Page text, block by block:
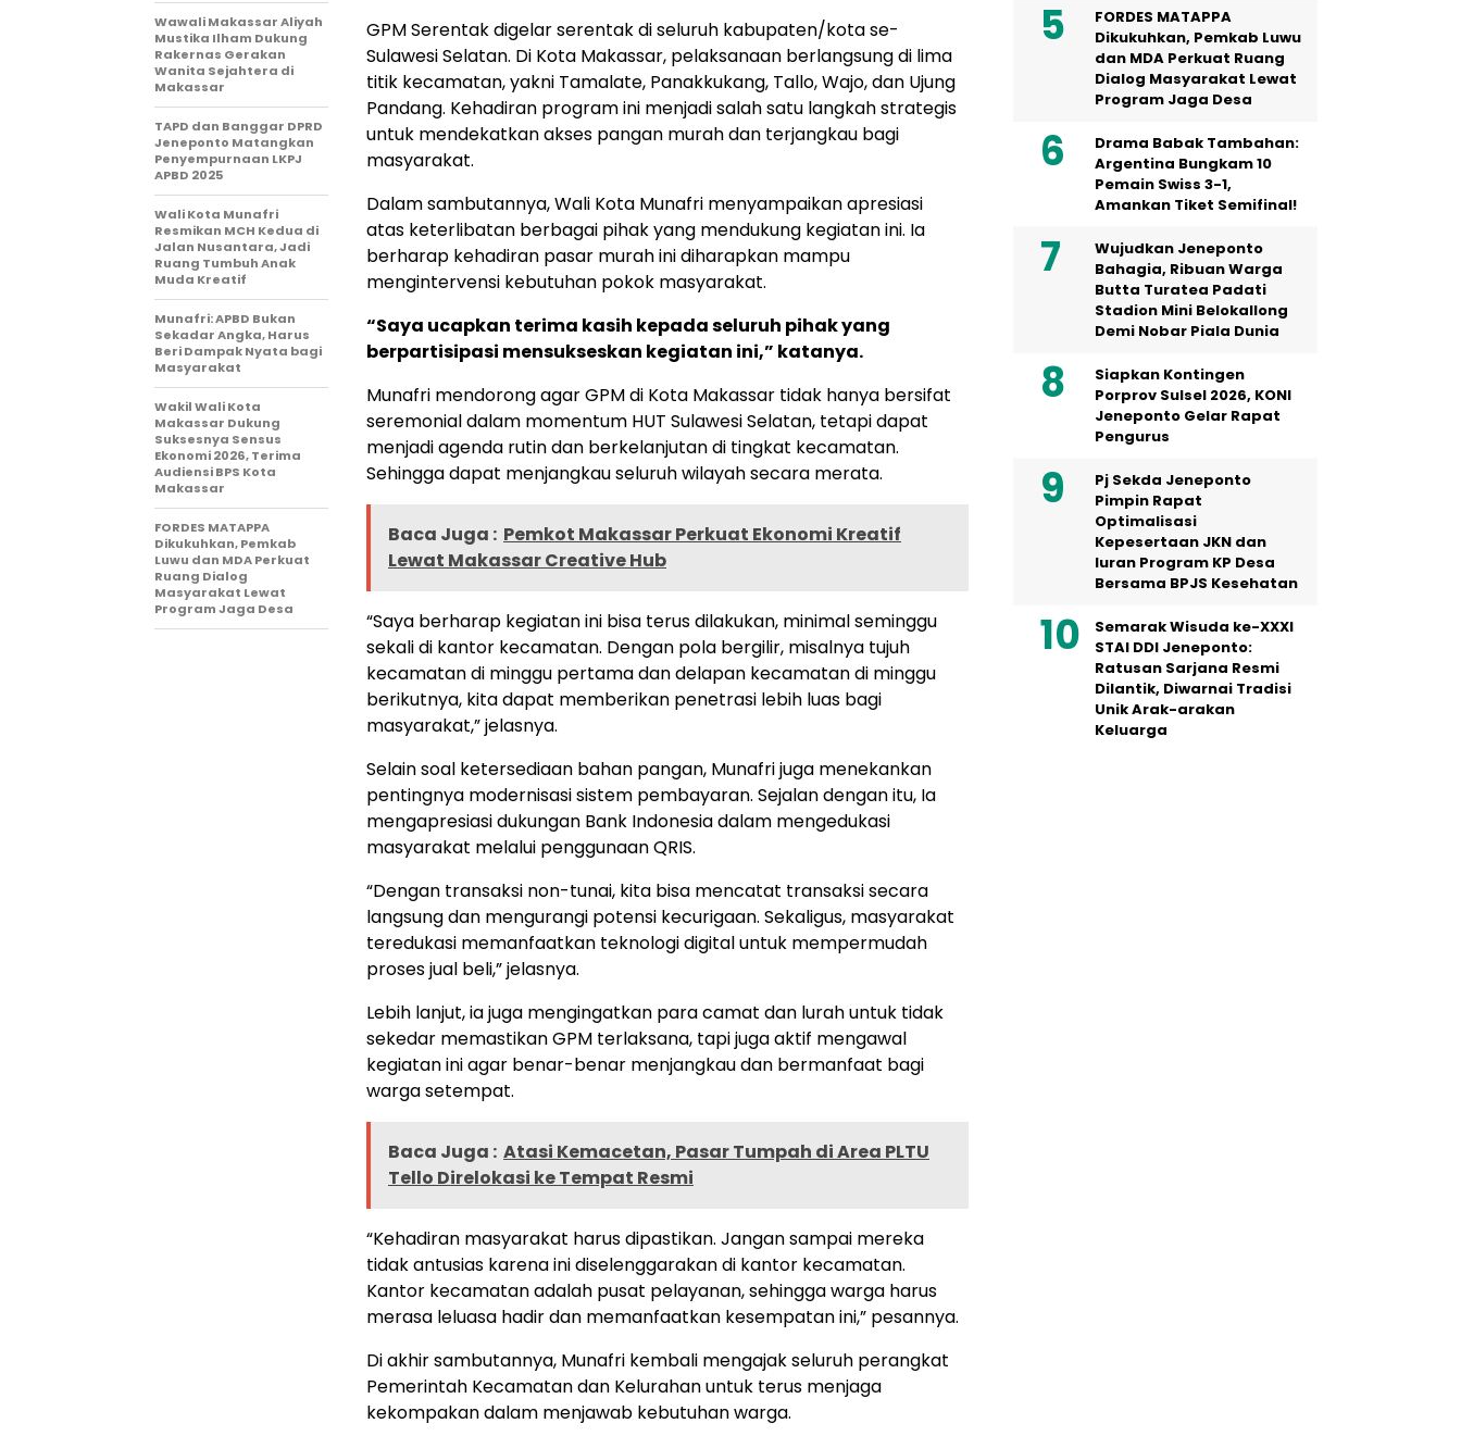
GPM Serentak digelar serentak di seluruh kabupaten/kota se-
Sulawesi Selatan. Di Kota Makassar, pelaksanaan berlangsung di lima
titik kecamatan, yakni Tamalate, Panakkukang, Tallo, Wajo, dan Ujung
Pandang. Kehadiran program ini menjadi salah satu langkah strategis
untuk mendekatkan akses pangan murah dan terjangkau bagi
masyarakat.
Dalam sambutannya, Wali Kota Munafri menyampaikan apresiasi
atas keterlibatan berbagai pihak yang mendukung kegiatan ini. Ia
berharap kehadiran pasar murah ini diharapkan mampu
mengintervensi kebutuhan pokok masyarakat.
“Saya ucapkan terima kasih kepada seluruh pihak yang
berpartisipasi mensukseskan kegiatan ini,” katanya.
Munafri mendorong agar GPM di Kota Makassar tidak hanya bersifat
seremonial dalam momentum HUT Sulawesi Selatan, tetapi dapat
menjadi agenda rutin dan berkelanjutan di tingkat kecamatan.
Sehingga dapat menjangkau seluruh wilayah secara merata.
Baca Juga : Pemkot Makassar Perkuat Ekonomi Kreatif
Lewat Makassar Creative Hub
“Saya berharap kegiatan ini bisa terus dilakukan, minimal seminggu
sekali di kantor kecamatan. Dengan pola bergilir, misalnya tujuh
kecamatan di minggu pertama dan delapan kecamatan di minggu
berikutnya, kita dapat memberikan penetrasi lebih luas bagi
masyarakat,” jelasnya.
Selain soal ketersediaan bahan pangan, Munafri juga menekankan
pentingnya modernisasi sistem pembayaran. Sejalan dengan itu, Ia
mengapresiasi dukungan Bank Indonesia dalam mengedukasi
masyarakat melalui penggunaan QRIS.
“Dengan transaksi non-tunai, kita bisa mencatat transaksi secara
langsung dan mengurangi potensi kecurigaan. Sekaligus, masyarakat
teredukasi memanfaatkan teknologi digital untuk mempermudah
proses jual beli,” jelasnya.
Lebih lanjut, ia juga mengingatkan para camat dan lurah untuk tidak
sekedar memastikan GPM terlaksana, tapi juga aktif mengawal
kegiatan ini agar benar-benar menjangkau dan bermanfaat bagi
warga setempat.
Baca Juga : Atasi Kemacetan, Pasar Tumpah di Area PLTU
Tello Direlokasi ke Tempat Resmi
“Kehadiran masyarakat harus dipastikan. Jangan sampai mereka
tidak antusias karena ini diselenggarakan di kantor kecamatan.
Kantor kecamatan adalah pusat pelayanan, sehingga warga harus
merasa leluasa hadir dan memanfaatkan kesempatan ini,” pesannya.
Di akhir sambutannya, Munafri kembali mengajak seluruh perangkat
Pemerintah Kecamatan dan Kelurahan untuk terus menjaga
kekompakan dalam menjawab kebutuhan warga.
Wawali Makassar Aliyah
Mustika Ilham Dukung
Rakernas Gerakan
Wanita Sejahtera di
Makassar
TAPD dan Banggar DPRD
Jeneponto Matangkan
Penyempurnaan LKPJ
APBD 2025
Wali Kota Munafri
Resmikan MCH Kedua di
Jalan Nusantara, Jadi
Ruang Tumbuh Anak
Muda Kreatif
Munafri: APBD Bukan
Sekadar Angka, Harus
Beri Dampak Nyata bagi
Masyarakat
Wakil Wali Kota
Makassar Dukung
Suksesnya Sensus
Ekonomi 2026, Terima
Audiensi BPS Kota
Makassar
FORDES MATAPPA
Dikukuhkan, Pemkab
Luwu dan MDA Perkuat
Ruang Dialog
Masyarakat Lewat
Program Jaga Desa
FORDES MATAPPA
Dikukuhkan, Pemkab Luwu
dan MDA Perkuat Ruang
Dialog Masyarakat Lewat
Program Jaga Desa
Drama Babak Tambahan:
Argentina Bungkam 10
Pemain Swiss 3-1,
Amankan Tiket Semifinal!
Wujudkan Jeneponto
Bahagia, Ribuan Warga
Butta Turatea Padati
Stadion Mini Belokallong
Demi Nobar Piala Dunia
Siapkan Kontingen
Porprov Sulsel 2026, KONI
Jeneponto Gelar Rapat
Pengurus
Pj Sekda Jeneponto
Pimpin Rapat
Optimalisasi
Kepesertaan JKN dan
Iuran Program KP Desa
Bersama BPJS Kesehatan
Semarak Wisuda ke-XXXI
STAI DDI Jeneponto:
Ratusan Sarjana Resmi
Dilantik, Diwarnai Tradisi
Unik Arak-arakan
Keluarga